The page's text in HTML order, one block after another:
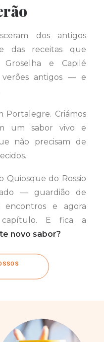
dos antigos
das receitas que
Groselha e Capilé
verões antigos — e
Portalegre. Criámos
um sabor vivo e
não precisam de
Quiosque do Rossio
— guardião de
encontros e agora
E fica a
novo sabor?